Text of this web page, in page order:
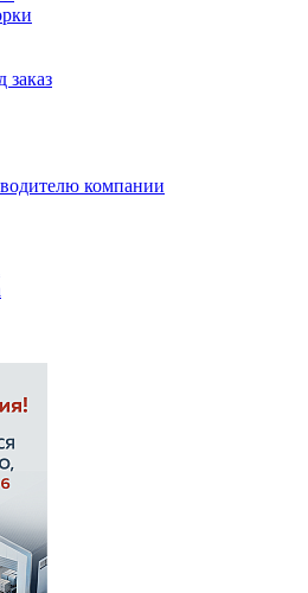
заказ
компании